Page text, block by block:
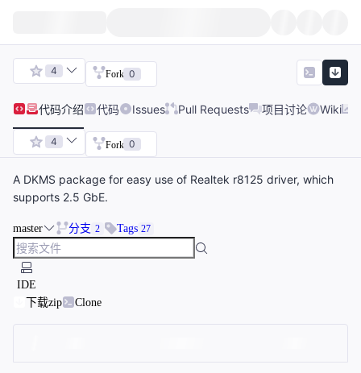
4 Fork 0
代码介绍 代码 Issues Pull Requests 项目讨论 Wiki
4 Fork 0
A DKMS package for easy use of Realtek r8125 driver, which
supports 2.5 GbE.
master 分支 2 Tags 27
IDE
下载zip
Clone